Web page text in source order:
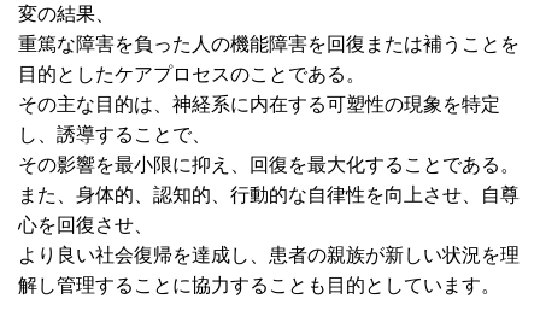
変の結果、
重篤な障害を負った人の機能障害を回復または補うことを
目的としたケアプロセスのことである。
その主な目的は、神経系に内在する可塑性の現象を特定
し、誘導することで、
その影響を最小限に抑え、回復を最大化することである。
また、身体的、認知的、行動的な自律性を向上させ、自尊
心を回復させ、
より良い社会復帰を達成し、患者の親族が新しい状況を理
解し管理することに協力することも目的としています。